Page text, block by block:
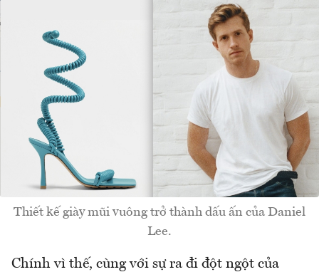
Thiết kế giày mũi vuông trở thành dấu ấn của Daniel
Lee.
Chính vì thế, cùng với sự ra đi đột ngột của